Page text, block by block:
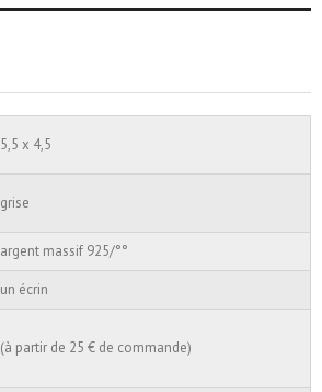
5,5 x 4,5
grise
argent massif 925/°°
un écrin
(à partir de 25 € de commande)